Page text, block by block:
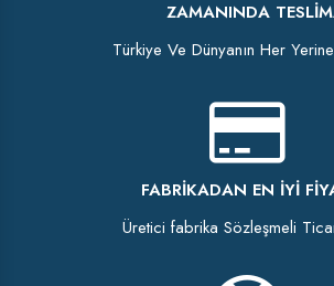
ZAMANINDA
Türkiye Ve Dünyanın Her
FABRIKADAN EN İYI
Üretici fabrika Sözleşmeli